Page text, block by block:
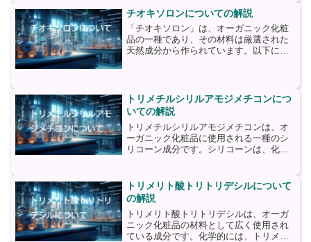
ニウムは、主に髪のパーマやストレート
パーマの製品に使用されま...
チオキソロンについての解説
「チオキソロン」は、オーガニック化粧
品の一種であり、その材料は厳選された
天然成分から作られています。以下に、
キスが含まれています...
トリメチルシリルアモジメチコンにつ
いての解説
トリメチルシリルアモジメチコンは、オ
ーガニック化粧品に使用される一種のシ
リコーン成分です。シリコーンは、化粧
のテクスチャーや保湿性、滑らかさを向
上させることができます。...
トリメリト酸トリトリデシルについて
の解説
トリメリト酸トリトリデシルは、オーガ
ニック化粧品の材料として広く使用され
ている成分です。化学的には、トリメリ